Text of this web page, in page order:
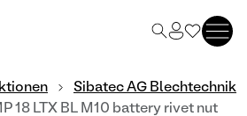
Sibatec AG Blechtechnik
18 LTX BL M10 battery rivet nut